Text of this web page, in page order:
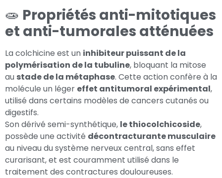
🧫 Propriétés anti-mitotiques
et anti-tumorales atténuées
La colchicine est un inhibiteur puissant de la
polymérisation de la tubuline, bloquant la mitose
au stade de la métaphase. Cette action confère à la
molécule un léger effet antitumoral expérimental,
utilisé dans certains modèles de cancers cutanés ou
digestifs.
Son dérivé semi-synthétique, le thiocolchicoside,
possède une activité décontracturante musculaire
au niveau du système nerveux central, sans effet
curarisant, et est couramment utilisé dans le
traitement des contractures douloureuses.